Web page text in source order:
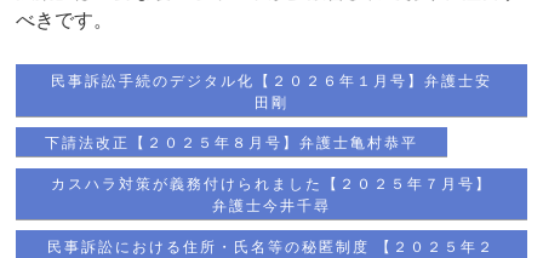
べきです。
民事訴訟手続のデジタル化【２０２６年１月号】弁護士安
田剛
下請法改正【２０２５年８月号】弁護士亀村恭平
カスハラ対策が義務付けられました【２０２５年７月号】
弁護士今井千尋
民事訴訟における住所・氏名等の秘匿制度 【２０２５年２